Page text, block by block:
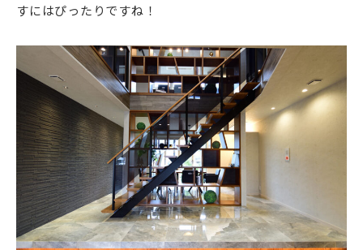
すにはぴったりですね！